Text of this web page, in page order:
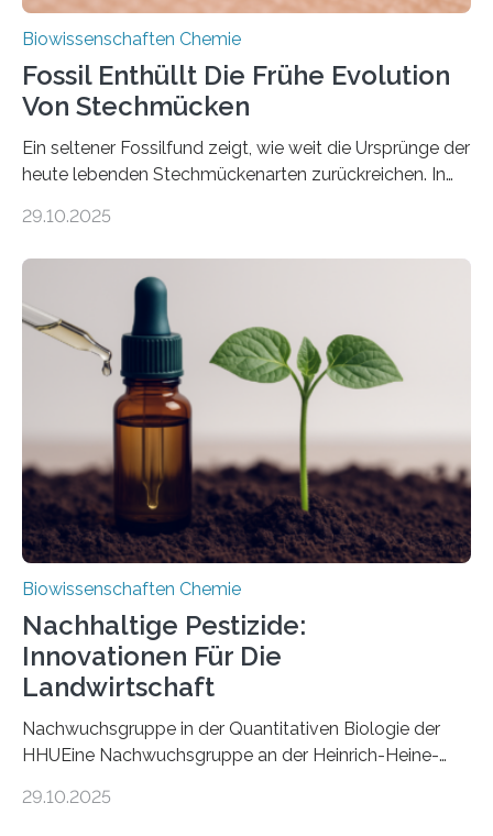
Biowissenschaften Chemie
Fossil Enthüllt Die Frühe Evolution
Von Stechmücken
Ein seltener Fossilfund zeigt, wie weit die Ursprünge der
heute lebenden Stechmückenarten zurückreichen. In
Forschende die bisher älteste bekannte Stechmücken-
Region Kachin in Myanmar und hat sich in
ausgezeichnetem Zustand erhalten. Es konnte als neue
Art einer neuen Gattung beschrieben werden und trägt
nun den Namen Cretosabethes primaevus. Dieser erste
fossile Nachweis einer Stechmückenlarve in Bernstein
stellt gleichzeitig den ersten Fossilfund einer
Mückenlarve aus dem Mesozoikum dar, denn…
29.10.2025
Biowissenschaften Chemie
Nachhaltige Pestizide:
Innovationen Für Die
Landwirtschaft
Nachwuchsgruppe in der Quantitativen Biologie der
HHUEine Nachwuchsgruppe an der Heinrich-Heine-
fünf Jahren erforschen, wie Bakterien auf
29.10.2025